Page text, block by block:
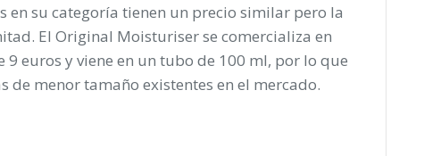
su categoría tienen un precio similar pero la
El Original Moisturiser se comercializa en
9 euros y viene en un tubo de 100 ml, por lo que
menor tamaño existentes en el mercado.